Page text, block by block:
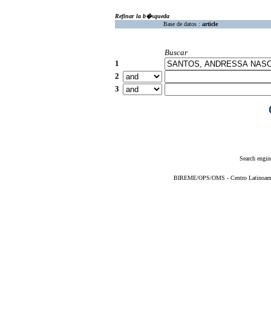
Refinar la b�squeda
Base de datos : article
Buscar
1
2
3
Search
BIREME/OPS/OMS - Centro